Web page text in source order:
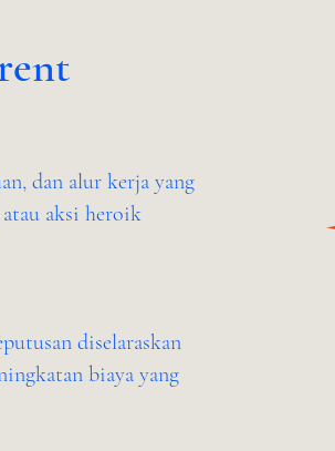
dan alur kerja yang
aksi heroik
diselaraskan
biaya yang